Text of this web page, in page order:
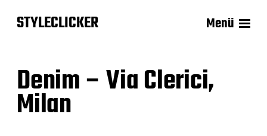
STYLECLICKER Menü
Denim – Via Clerici,
Milan